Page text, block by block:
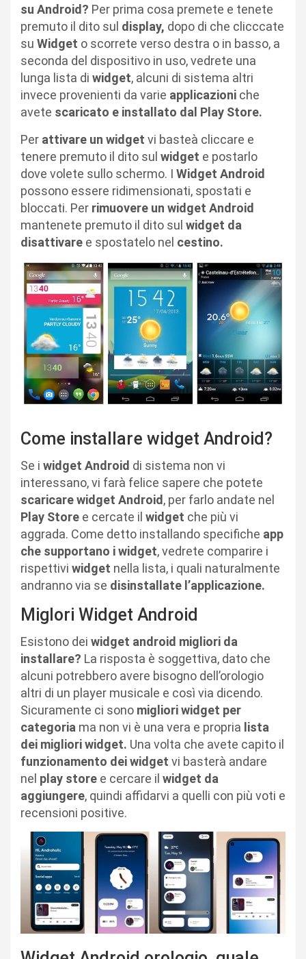
su Android? Per prima cosa premete e tenete
premuto il dito sul display, dopo di che clicccate
su Widget o scorrete verso destra o in basso, a
seconda del dispositivo in uso, vedrete una
lunga lista di widget, alcuni di sistema altri
invece provenienti da varie applicazioni che
avete scaricato e installato dal Play Store.
Per attivare un widget vi basteà cliccare e
tenere premuto il dito sul widget e postarlo
dove volete sullo schermo. I Widget Android
possono essere ridimensionati, spostati e
bloccati. Per rimuovere un widget Android
mantenete premuto il dito sul widget da
disattivare e spostatelo nel cestino.
Come installare widget Android?
Se i widget Android di sistema non vi
interessano, vi farà felice sapere che potete
scaricare widget Android, per farlo andate nel
Play Store e cercate il widget che più vi
aggrada. Come detto installando specifiche app
che supportano i widget, vedrete comparire i
rispettivi widget nella lista, i quali naturalmente
andranno via se disinstallate l’applicazione.
Miglori Widget Android
Esistono dei widget android migliori da
installare? La risposta è soggettiva, dato che
alcuni potrebbero avere bisogno dell’orologio
altri di un player musicale e così via dicendo.
Sicuramente ci sono migliori widget per
categoria ma non vi è una vera e propria lista
dei migliori widget. Una volta che avete capito il
funzionamento dei widget vi basterà andare
nel play store e cercare il widget da
aggiungere, quindi affidarvi a quelli con più voti e
recensioni positive.